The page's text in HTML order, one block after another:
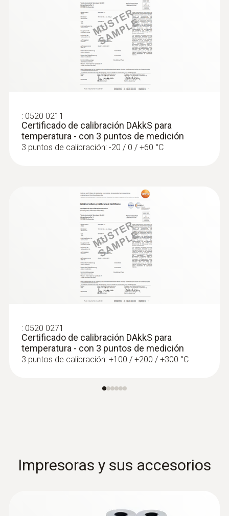
Sondas de nivel de confort
Termómetro de globo (TP tipo K) - para
radiación térmica
Para la medición de radiación térmica según
las normas ISO 7243, ISO 7726, DIN EN
27726 y DIN 33403
Sondas de superfície
: 0520 0211
Certificado de calibración DAkkS para
temperatura - con 3 puntos de medición
3 puntos de calibración: -20 / 0 / +60 °C
: 0520 0271
Certificado de calibración DAkkS para
temperatura - con 3 puntos de medición
3 puntos de calibración: +100 / +200 / +300 °C
Impresoras y sus accesorios